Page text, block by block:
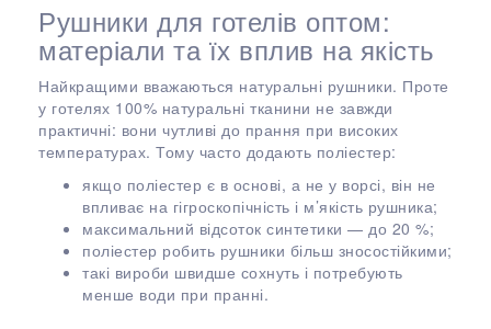
Рушники для готелів оптом:
матеріали та їх вплив на якість
Найкращими вважаються натуральні рушники. Проте
у готелях 100% натуральні тканини не завжди
практичні: вони чутливі до прання при високих
температурах. Тому часто додають поліестер:
якщо поліестер є в основі, а не у ворсі, він не
впливає на гігроскопічність і м’якість рушника;
максимальний відсоток синтетики — до 20 %;
поліестер робить рушники більш зносостійкими;
такі вироби швидше сохнуть і потребують
менше води при пранні.